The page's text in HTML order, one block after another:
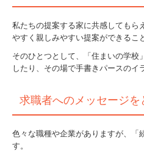
私たちの提案する家に共感してもら
やすく親しみやすい提案ができるこ
そのひとつとして、「住まいの学校
したり、その場で手書きパースのイ
求職者へのメッセージを
色々な職種や企業がありますが、「
す。